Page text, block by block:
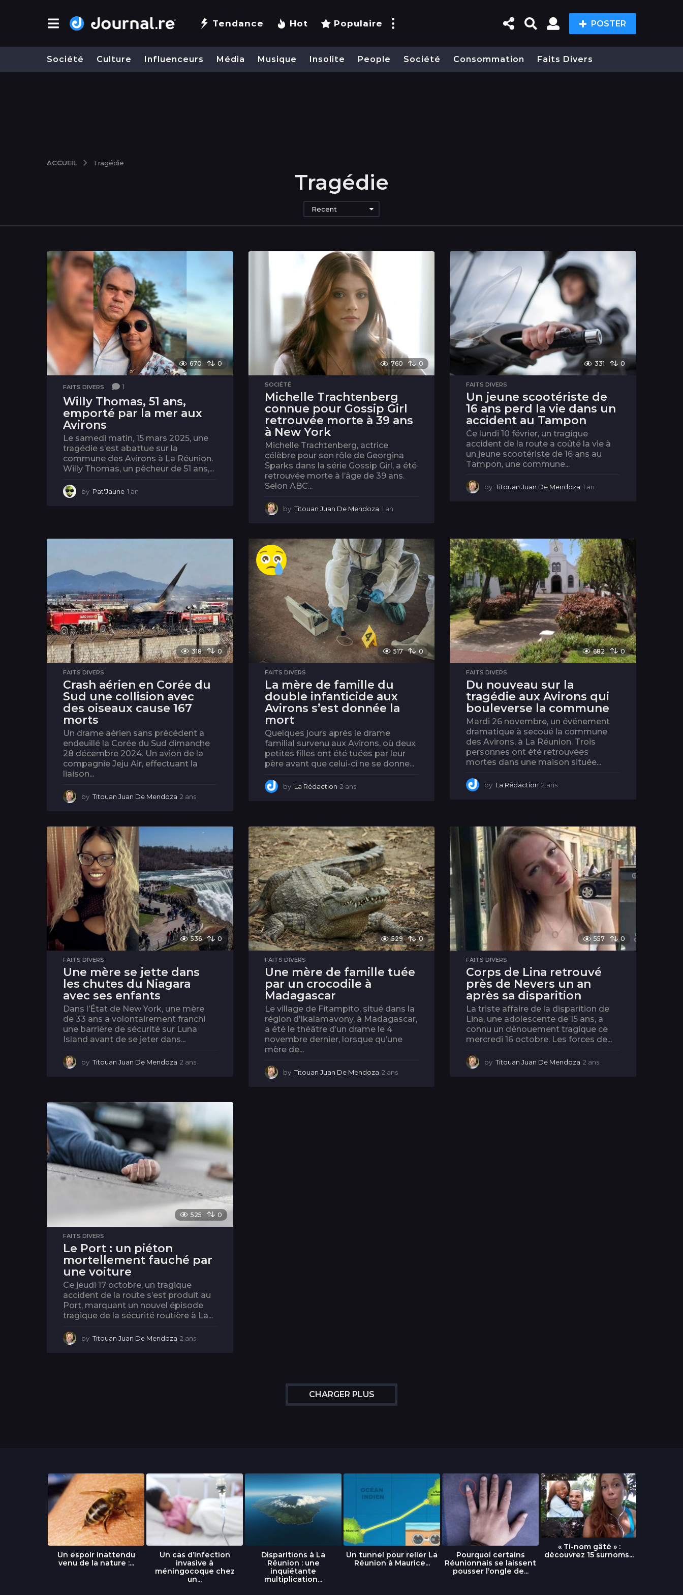
Tendance Hot Populaire POSTER
Société Culture Influenceurs Média Musique Insolite People Société Consommation Faits Divers
ACCUEIL Tragédie
Tragédie
Recent
670 0
FAITS DIVERS 1
Willy Thomas, 51 ans,
emporté par la mer aux
Avirons
Le samedi matin, 15 mars 2025, une
tragédie s’est abattue sur la
commune des Avirons à La Réunion.
Willy Thomas, un pêcheur de 51 ans,...
by Pat'Jaune 1 an
760 0
SOCIÉTÉ
Michelle Trachtenberg
connue pour Gossip Girl
retrouvée morte à 39 ans
à New York
Michelle Trachtenberg, actrice
célèbre pour son rôle de Georgina
Sparks dans la série Gossip Girl, a été
retrouvée morte à l’âge de 39 ans.
Selon ABC...
by Titouan Juan De Mendoza 1 an
331 0
FAITS DIVERS
Un jeune scootériste de
16 ans perd la vie dans un
accident au Tampon
Ce lundi 10 février, un tragique
accident de la route a coûté la vie à
un jeune scootériste de 16 ans au
Tampon, une commune...
by Titouan Juan De Mendoza 1 an
318 0
FAITS DIVERS
Crash aérien en Corée du
Sud une collision avec
des oiseaux cause 167
morts
Un drame aérien sans précédent a
endeuillé la Corée du Sud dimanche
28 décembre 2024. Un avion de la
compagnie Jeju Air, effectuant la
liaison...
by Titouan Juan De Mendoza 2 ans
s
517 0
FAITS DIVERS
La mère de famille du
double infanticide aux
Avirons s’est donnée la
mort
Quelques jours après le drame
familial survenu aux Avirons, où deux
petites filles ont été tuées par leur
père avant que celui-ci ne se donne...
by La Rédaction 2 ans2
682 0
FAITS DIVERS
Du nouveau sur la
tragédie aux Avirons qui
bouleverse la commune
Mardi 26 novembre, un événement
dramatique à secoué la commune
des Avirons, à La Réunion. Trois
personnes ont été retrouvées
mortes dans une maison située...
by La Rédaction 2 ans
536 0
FAITS DIVERS
Une mère se jette dans
les chutes du Niagara
avec ses enfants
Dans l’État de New York, une mère
de 33 ans a volontairement franchi
une barrière de sécurité sur Luna
Island avant de se jeter dans...
by Titouan Juan De Mendoza 2 ans
529 0
FAITS DIVERS
Une mère de famille tuée
par un crocodile à
Madagascar
Le village de Fitampito, situé dans la
région d’Ikalamavony, à Madagascar,
a été le théâtre d’un drame le 4
novembre dernier, lorsque qu’une
mère de...
by Titouan Juan De Mendoza 2 ans2
557 0
FAITS DIVERS
Corps de Lina retrouvé
près de Nevers un an
après sa disparition
La triste affaire de la disparition de
Lina, une adolescente de 15 ans, a
connu un dénouement tragique ce
mercredi 16 octobre. Les forces de...
by Titouan Juan De Mendoza 2 ans
525 0
FAITS DIVERS
Le Port : un piéton
mortellement fauché par
une voiture
Ce jeudi 17 octobre, un tragique
accident de la route s’est produit au
Port, marquant un nouvel épisode
tragique de la sécurité routière à La...
by Titouan Juan De Mendoza 2 ans
CHARGER PLUS
Un espoir inattendu
venu de la nature :...
Un cas d’infection
invasive à
méningocoque chez
un...
Disparitions à La
Réunion : une
inquiétante
multiplication...
Un tunnel pour relier La
Réunion à Maurice...
Pourquoi certains
Réunionnais se laissent
pousser l’ongle de...
« Ti-nom gâté » :
découvrez 15 surnoms...